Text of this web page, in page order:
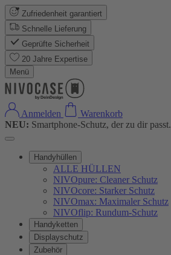
Zufriedenheit garantiert
Schnelle Lieferung
Geprüfte Sicherheit
20 Jahre Expertise
Menü
Anmelden
Warenkorb
NEU: Smartphone-Schutz, der zu dir passt.
Handyhüllen
ALLE HÜLLEN
NIVOpure: Cleaner Schutz
NIVOcore: Starker Schutz
NIVOmax: Maximaler Schutz
NIVOflip: Rundum-Schutz
Handyketten
Displayschutz
Zubehör